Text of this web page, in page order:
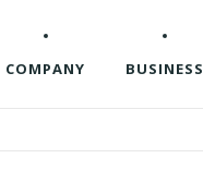
COMPANY BUSINESS